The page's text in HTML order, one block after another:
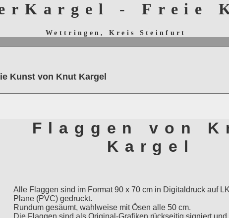
- Freie
Wettringen, Kreis Steinfurt
Kunst von Knut Kargel